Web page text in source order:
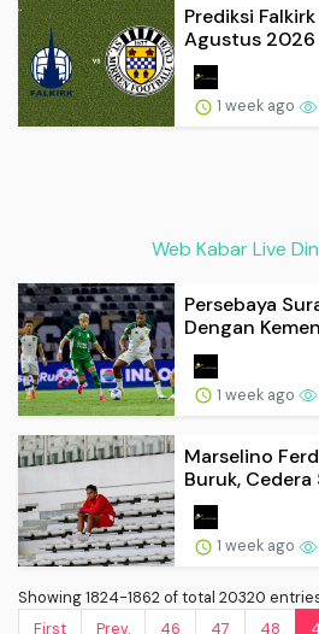
Prediksi
Agustus 2026
1 week ago
Web Kabar Live
Persebaya
Dengan
1 week ago
Marselino
Buruk, Cedera
1 week ago
Showing 1824-1862 of total 20320
First
Prev. 46 47 48